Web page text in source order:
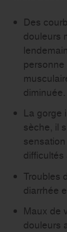
Des
douleurs
diminuée.
La gorge
sèche, il
difficultés
Troubles
diarrhée
Maux de
douleurs